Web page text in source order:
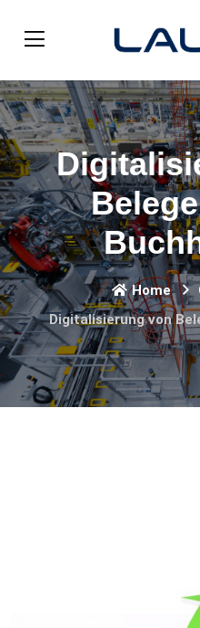
Home
Digitalisierung von